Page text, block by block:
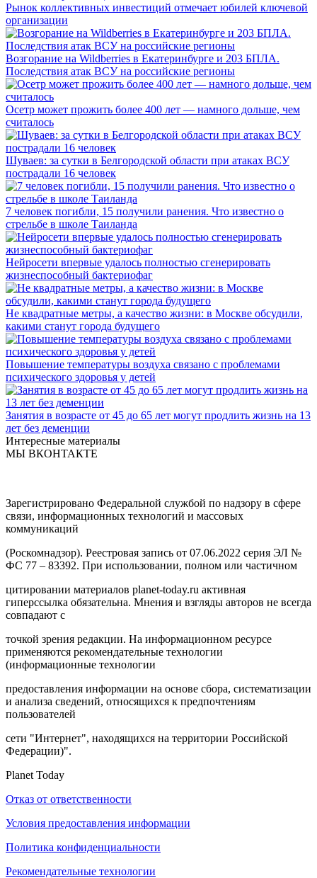
Рынок коллективных инвестиций отмечает юбилей ключевой
организации
Возгорание на Wildberries в Екатеринбурге и 203 БПЛА.
Последствия атак ВСУ на российские регионы
Осетр может прожить более 400 лет — намного дольше, чем
считалось
Шуваев: за сутки в Белгородской области при атаках ВСУ
пострадали 16 человек
7 человек погибли, 15 получили ранения. Что известно о
стрельбе в школе Таиланда
Нейросети впервые удалось полностью сгенерировать
жизнеспособный бактериофаг
Не квадратные метры, а качество жизни: в Москве обсудили,
какими станут города будущего
Повышение температуры воздуха связано с проблемами
психического здоровья у детей
Занятия в возрасте от 45 до 65 лет могут продлить жизнь на 13
лет без деменции
Интересные материалы
МЫ ВКОНТАКТЕ
Зарегистрировано Федеральной службой по надзору в сфере
связи, информационных технологий и массовых
коммуникаций
(Роскомнадзор). Реестровая запись от 07.06.2022 серия ЭЛ №
ФС 77 – 83392. При использовании, полном или частичном
цитировании материалов planet-today.ru активная
гиперссылка обязательна. Мнения и взгляды авторов не всегда
совпадают с
точкой зрения редакции. На информационном ресурсе
применяются рекомендательные технологии
(информационные технологии
предоставления информации на основе сбора, систематизации
и анализа сведений, относящихся к предпочтениям
пользователей
сети "Интернет", находящихся на территории Российской
Федерации)".
Planet Today
Отказ от ответственности
Условия предоставления информации
Политика конфиденциальности
Рекомендательные технологии